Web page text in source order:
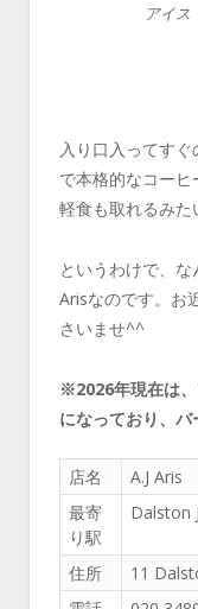
アイス
入り口入ってす
で本格的なコーヒ
軽食も取れるみた
というわけで、
Arisなのです。お
さいませ^^
※2026年現在は
になっており、バ
店名
A.J Aris
最寄
り駅
Dalston
住所
11